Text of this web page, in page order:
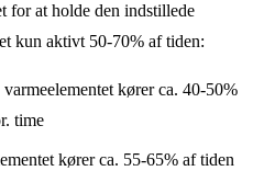
for at holde den indstillede
kun aktivt 50-70% af tiden:
varmeelementet kører ca. 40-50%
time
kører ca. 55-65% af tiden